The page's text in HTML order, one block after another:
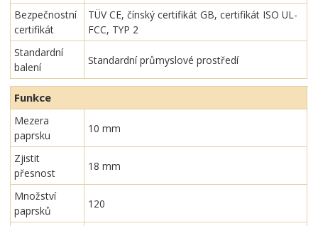
Bezpečnostní
certifikát
TÜV CE, čínský certifikát GB, certifikát ISO UL-
FCC, TYP 2
Standardní
balení
Standardní průmyslové prostředí
Funkce
Mezera
paprsku
10 mm
Zjistit
přesnost
18 mm
Množství
paprsků
120